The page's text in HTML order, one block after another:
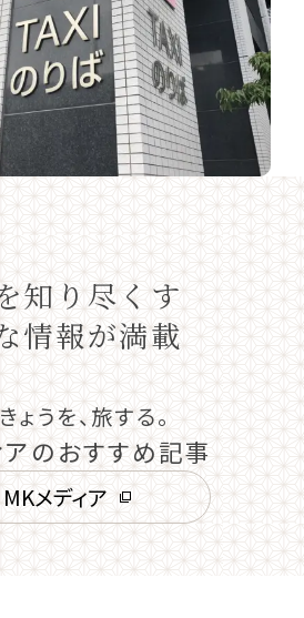
知り尽くす
情報が満載
ょうを、旅する。
アのおすすめ記事
MKメディア